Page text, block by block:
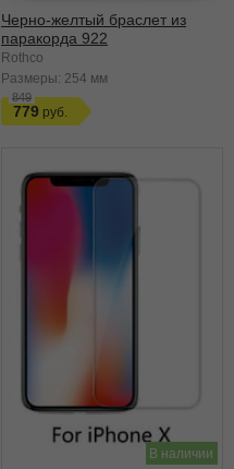
Черно-желтый браслет из
паракорда 922
Rothco
Размеры: 254 мм
849
779
В наличии